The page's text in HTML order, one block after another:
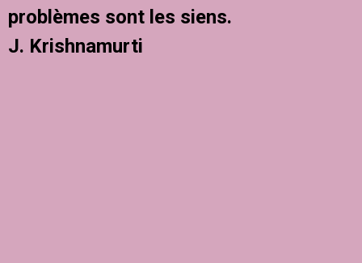
problèmes sont les siens.
J. Krishnamurti